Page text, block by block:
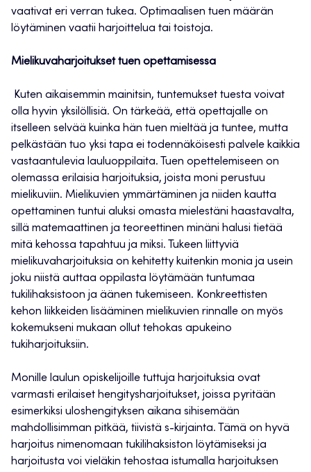
vaativat eri verran tukea. Optimaalisen tuen määrän
löytäminen vaatii harjoittelua tai toistoja.
Mielikuvaharjoitukset tuen opettamisessa
Kuten aikaisemmin mainitsin, tuntemukset tuesta voivat
olla hyvin yksilöllisiä. On tärkeää, että opettajalle on
itselleen selvää kuinka hän tuen mieltää ja tuntee, mutta
pelkästään tuo yksi tapa ei todennäköisesti palvele kaikkia
vastaantulevia lauluoppilaita. Tuen opettelemiseen on
olemassa erilaisia harjoituksia, joista moni perustuu
mielikuviin. Mielikuvien ymmärtäminen ja niiden kautta
opettaminen tuntui aluksi omasta mielestäni haastavalta,
sillä matemaattinen ja teoreettinen minäni halusi tietää
mitä kehossa tapahtuu ja miksi. Tukeen liittyviä
mielikuvaharjoituksia on kehitetty kuitenkin monia ja usein
joku niistä auttaa oppilasta löytämään tuntumaa
tukilihaksistoon ja äänen tukemiseen. Konkreettisten
kehon liikkeiden lisääminen mielikuvien rinnalle on myös
kokemukseni mukaan ollut tehokas apukeino
tukiharjoituksiin.
Monille laulun opiskelijoille tuttuja harjoituksia ovat
varmasti erilaiset hengitysharjoitukset, joissa pyritään
esimerkiksi uloshengityksen aikana sihisemään
mahdollisimman pitkää, tiivistä s-kirjainta. Tämä on hyvä
harjoitus nimenomaan tukilihaksiston löytämiseksi ja
harjoitusta voi vieläkin tehostaa istumalla harjoituksen